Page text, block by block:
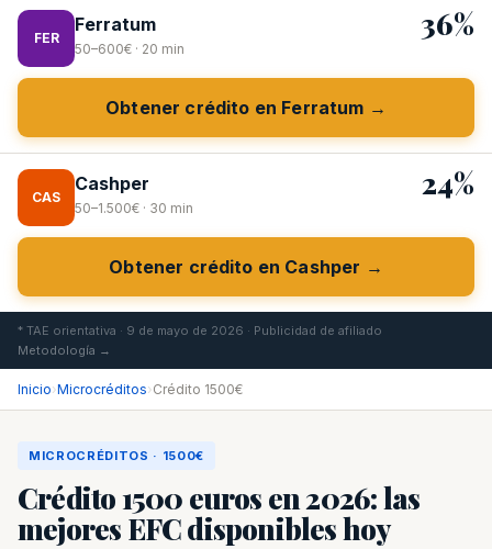
FER
Ferratum
50–600€ · 20 min
36%
Obtener crédito en Ferratum →
CAS
Cashper
50–1.500€ · 30 min
24%
Obtener crédito en Cashper →
* TAE orientativa · 9 de mayo de 2026 · Publicidad de afiliado
Metodología →
Inicio›Microcréditos›Crédito 1500€
MICROCRÉDITOS · 1500€
Crédito 1500 euros en 2026: las
mejores EFC disponibles hoy